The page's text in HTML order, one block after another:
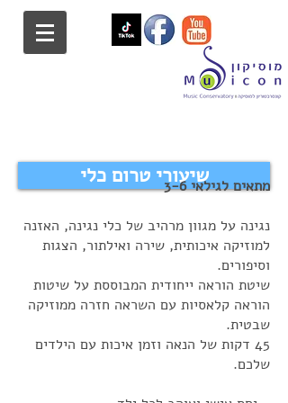
שיעורי טרום כלימתאים לגילאי 3-6
נגינה על מגוון מרהיב של כלי נגינה, האזנה
למוזיקה איכותית, שירה ואילתור, הצגות
וסיפורים.
שיטת הוראה ייחודית המבוססת על שיטות
הוראה קלאסיות עם השראה חזרה ממוזיקה
שבטית.
45 דקות של הנאה וזמן איכות עם הילדים
שלכם.